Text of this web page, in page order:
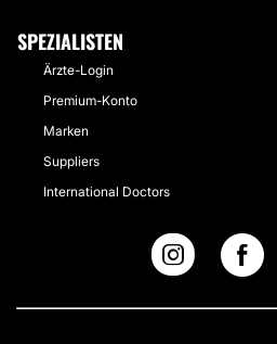
SPEZIALISTEN
Ärzte-Login
Premium-Konto
Marken
Suppliers
International Doctors